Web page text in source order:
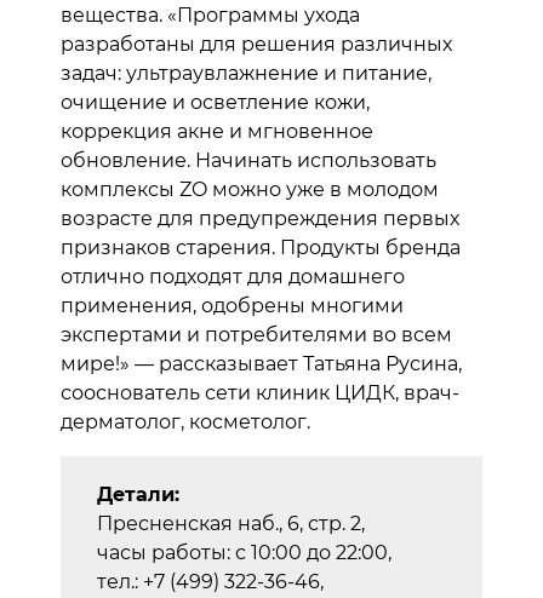
вещества. «Программы ухода
разработаны для решения различных
задач: ультраувлажнение и питание,
очищение и осветление кожи,
коррекция акне и мгновенное
обновление. Начинать использовать
комплексы ZO можно уже в молодом
возрасте для предупреждения первых
признаков старения. Продукты бренда
отлично подходят для домашнего
применения, одобрены многими
экспертами и потребителями во всем
мире!» — рассказывает Татьяна Русина,
сооснователь сети клиник ЦИДК, врач-
дерматолог, косметолог.
Детали:
Пресненская наб., 6, стр. 2,
часы работы: с 10:00 до 22:00,
тел.: +7 (499) 322-36-46,